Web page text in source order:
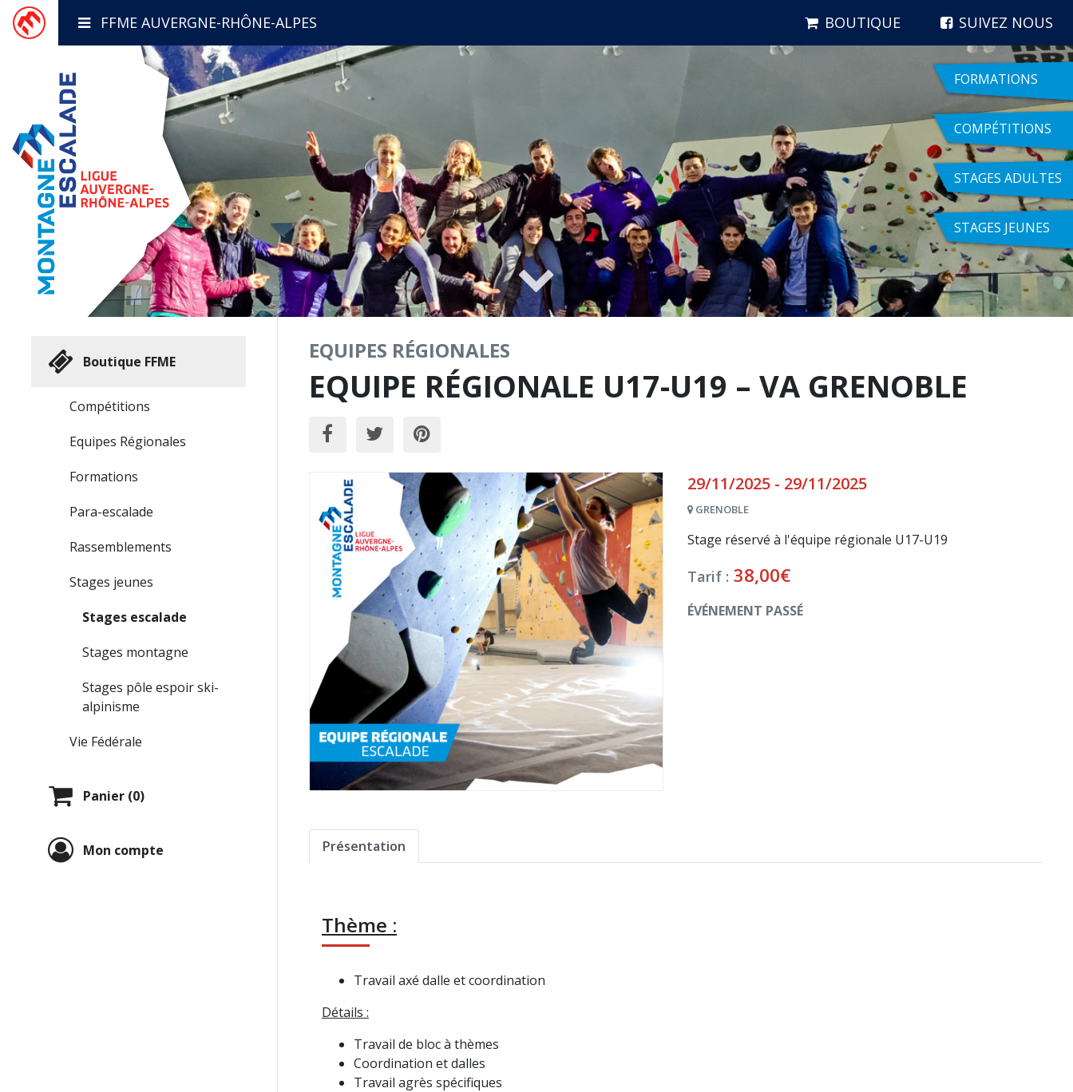
FFME AUVERGNE-RHÔNE-ALPES BOUTIQUE SUIVEZ NOUS
FORMATIONS
COMPÉTITIONS
STAGES ADULTES
STAGES JEUNES
Boutique FFME
Compétitions
Equipes Régionales
Formations
Para-escalade
Rassemblements
Stages jeunes
Stages escalade
Stages montagne
Stages pôle espoir ski-
alpinisme
Vie Fédérale
Panier (0)
Mon compte
EQUIPES RÉGIONALES
EQUIPE RÉGIONALE U17-U19 – VA GRENOBLE
29/11/2025 - 29/11/2025
GRENOBLE
Stage réservé à l'équipe régionale U17-U19
Tarif : 38,00€
ÉVÉNEMENT PASSÉ
Présentation
Thème :
Travail axé dalle et coordination
Détails :
Travail de bloc à thèmes
Coordination et dalles
Travail agrès spécifiques